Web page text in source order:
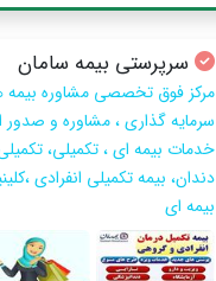
سرپرستی بیمه سامان
مرکز فوق تخصصی مشاوره بیمه
سرمایه گذاری ، مشاوره و صدور
خدمات بیمه ای ، تکمیلی،
دندان، بیمه تکمیلی انفرادی
بيمه اي